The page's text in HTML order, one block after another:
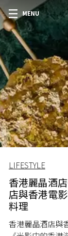
MENU
LIFESTYLE
香港麗晶酒
店與香港電
料理
香港麗晶酒店與